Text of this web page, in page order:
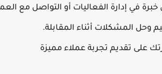
في إدارة الفعاليات أو التواصل مع
وحل المشكلات أثناء المقابلة.
على تقديم تجربة عملاء مميزة